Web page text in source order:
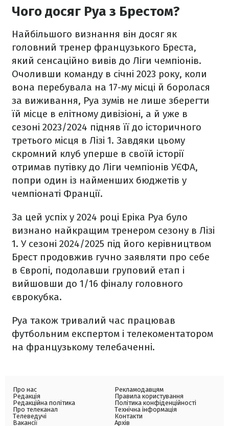
Чого досяг Руа з Брестом?
Найбільшого визнання він досяг як
головний тренер французького Бреста,
який сенсаційно вивів до Ліги чемпіонів.
Очоливши команду в січні 2023 року, коли
вона перебувала на 17-му місці й боролася
за виживання, Руа зумів не лише зберегти
їй місце в елітному дивізіоні, а й уже в
сезоні 2023/2024 підняв її до історичного
третього місця в Лізі 1. Завдяки цьому
скромний клуб уперше в своїй історії
отримав путівку до Ліги чемпіонів УЄФА,
попри один із найменших бюджетів у
чемпіонаті Франції.
За цей успіх у 2024 році Еріка Руа було
визнано найкращим тренером сезону в Лізі
1. У сезоні 2024/2025 під його керівництвом
Брест продовжив гучно заявляти про себе
в Європі, подолавши груповий етап і
вийшовши до 1/16 фіналу головного
єврокубка.
Руа також тривалий час працював
футбольним експертом і телекоментатором
на французькому телебаченні.
Про нас
Редакція
Редакційна політика
Про телеканал
Телеведучі
Вакансії
Рекламодавцям
Правила користування
Політика конфіденційності
Технічна інформація
Контакти
Архів